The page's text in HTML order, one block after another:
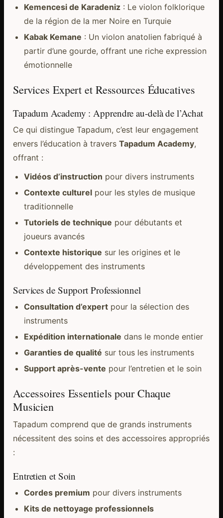
Kemencesi de Karadeniz: Le violon folklorique
de la région de la mer Noire en Turquie
Kabak Kemane : Un violon anatolien fabriqué à
partir d’une gourde, offrant une riche expression
émotionnelle
Services Expert et Ressources Éducatives
Tapadum Academy : Apprendre au-delà de l’Achat
Ce qui distingue Tapadum, c’est leur engagement
envers l’éducation à travers Tapadum Academy,
offrant :
Vidéos d’instruction pour divers instruments
Contexte culturelpour les styles de musique
traditionnelle
Tutoriels de technique pour débutants et
joueurs avancés
Contexte historique sur les origines et le
développement des instruments
Services de Support Professionnel
Consultation d’expertpour la sélection des
instruments
Expédition internationale dans le monde entier
Garanties de qualité sur tous les instruments
Support après-vente pour l’entretien et le soin
Accessoires Essentiels pour Chaque
Musicien
Tapadum comprend que de grands instruments
nécessitent des soins et des accessoires appropriés
:
Entretien et Soin
Cordes premium pour divers instruments
Kits de nettoyage professionnels